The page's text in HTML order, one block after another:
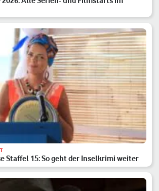
Staffel 15: So geht der Inselkrimi weiter